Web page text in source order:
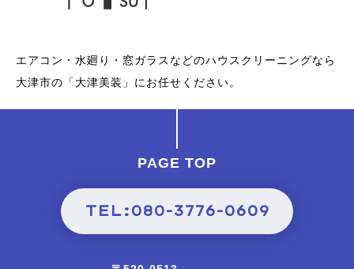
エアコン・水廻り・窓ガラスなどのハウスクリーニングなら
大津市の「大津美装」にお任せください。
PAGE TOP
TEL:080-3776-0609